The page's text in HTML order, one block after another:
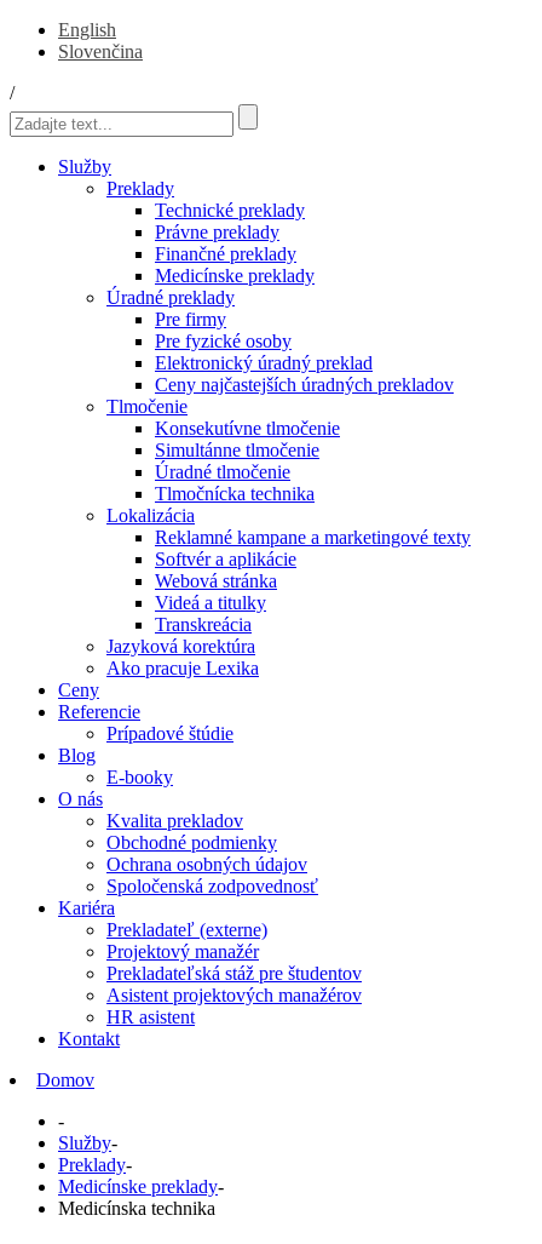
English
Slovenčina
/
Služby
Preklady
Technické preklady
Právne preklady
Finančné preklady
Medicínske preklady
Úradné preklady
Pre firmy
Pre fyzické osoby
Elektronický úradný preklad
Ceny najčastejších úradných prekladov
Tlmočenie
Konsekutívne tlmočenie
Simultánne tlmočenie
Úradné tlmočenie
Tlmočnícka technika
Lokalizácia
Reklamné kampane a marketingové texty
Softvér a aplikácie
Webová stránka
Videá a titulky
Transkreácia
Jazyková korektúra
Ako pracuje Lexika
Ceny
Referencie
Prípadové štúdie
Blog
E-booky
O nás
Kvalita prekladov
Obchodné podmienky
Ochrana osobných údajov
Spoločenská zodpovednosť
Kariéra
Prekladateľ (externe)
Projektový manažér
Prekladateľská stáž pre študentov
Asistent projektových manažérov
HR asistent
Kontakt
Domov
-
Služby-
Preklady-
Medicínske preklady-
Medicínska technika